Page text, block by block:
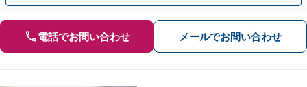
電話でお問い合わせ メールでお問い合わせ